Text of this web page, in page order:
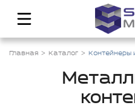
Главная Каталог Контейнеры